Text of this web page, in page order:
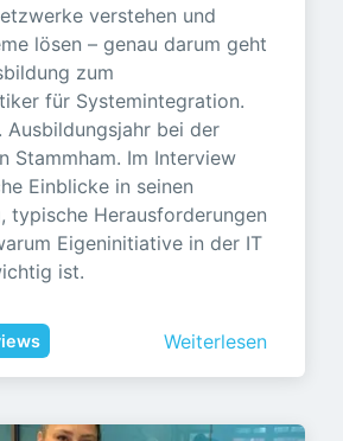
verstehen und
lösen – genau darum geht
zum
für Systemintegration.
Ausbildungsjahr bei der
Stammham. Im Interview
Einblicke in seinen
typische Herausforderungen
Eigeninitiative in der IT
ist.
Weiterlesen